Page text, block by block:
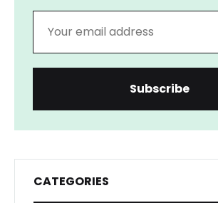
CATEGORIES